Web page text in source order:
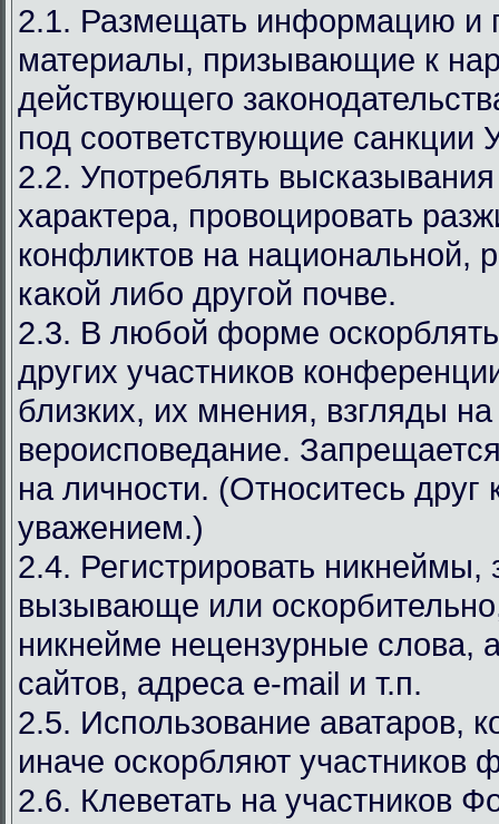
2.1. Размещать информацию и
материалы, призывающие к
действующего
под соответствующие санкции
2.2. Употреблять высказывания
характера, провоцировать
конфликтов на национальной,
какой либо другой почве.
2.3. В любой форме
других участников
близких, их мнения, взгляды
вероисповедание.
на личности. (Относитесь друг
уважением.)
2.4. Регистрировать никнеймы,
вызывающе или
никнейме нецензурные слова,
сайтов, адреса e-mail и т.п.
2.5. Использование аватаров,
иначе оскорбляют участников
2.6. Клеветать на участников